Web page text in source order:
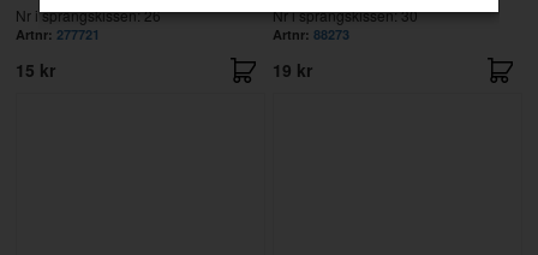
Nr i sprängskissen: 26
Artnr: 277721
15 kr
Nr i sprängskissen: 30
Artnr: 88273
19 kr